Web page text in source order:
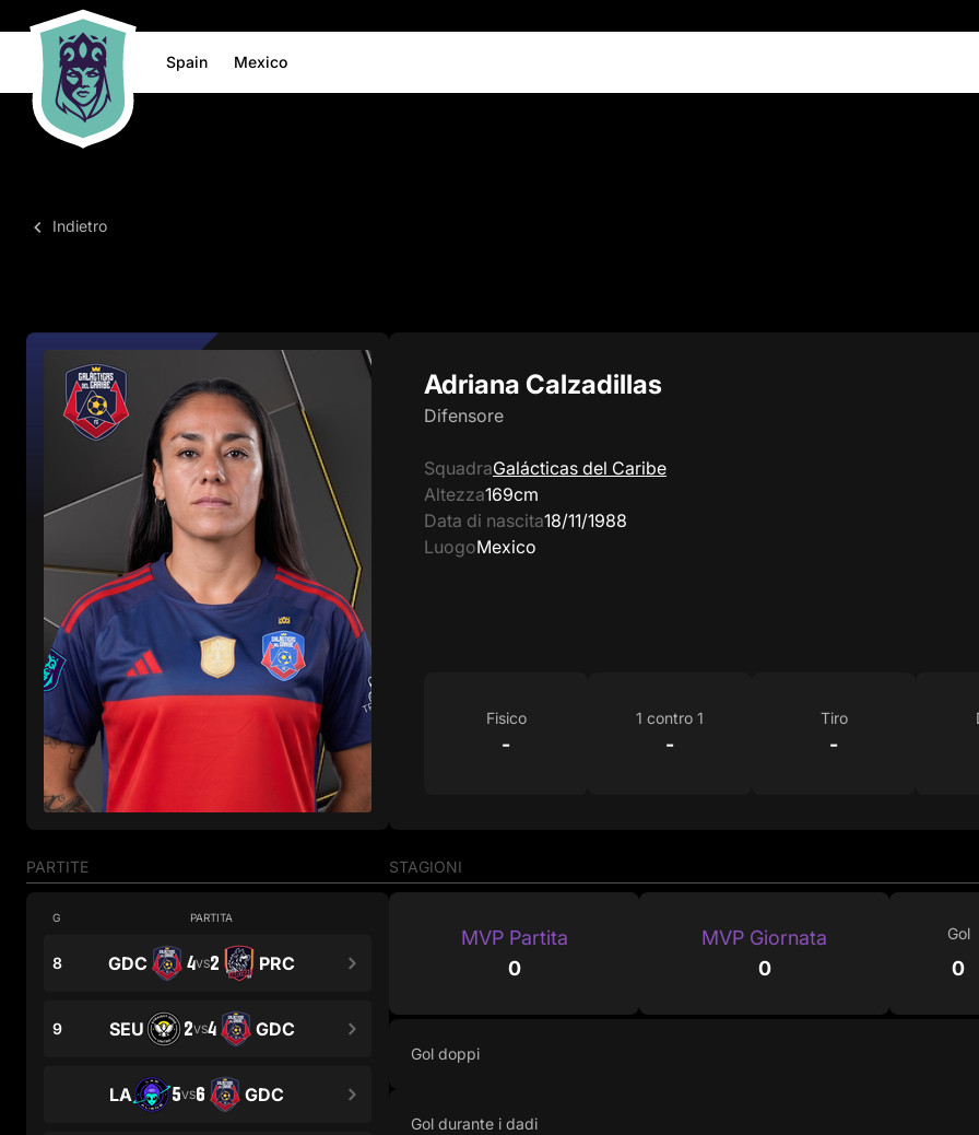
Spain Mexico
Indietro
Adriana Calzadillas
Difensore
SquadraGalácticas del Caribe
Altezza169cm
Data di nascita18/11/1988
LuogoMexico
Fisico
-
1 contro 1
-
Tiro
-
PARTITE
G PARTITA
8 GDC 4VS2 PRC
9 SEU 2VS4 GDC
LA 5VS6 GDC
STAGIONI
MVP Partita
0
MVP Giornata
0
Gol
0
Gol doppi
Gol durante i dadi